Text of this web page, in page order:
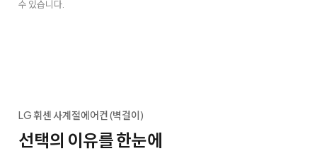
수 있습니다.
LG 휘센 사계절에어컨 (벽걸이)
선택의 이유를 한눈에